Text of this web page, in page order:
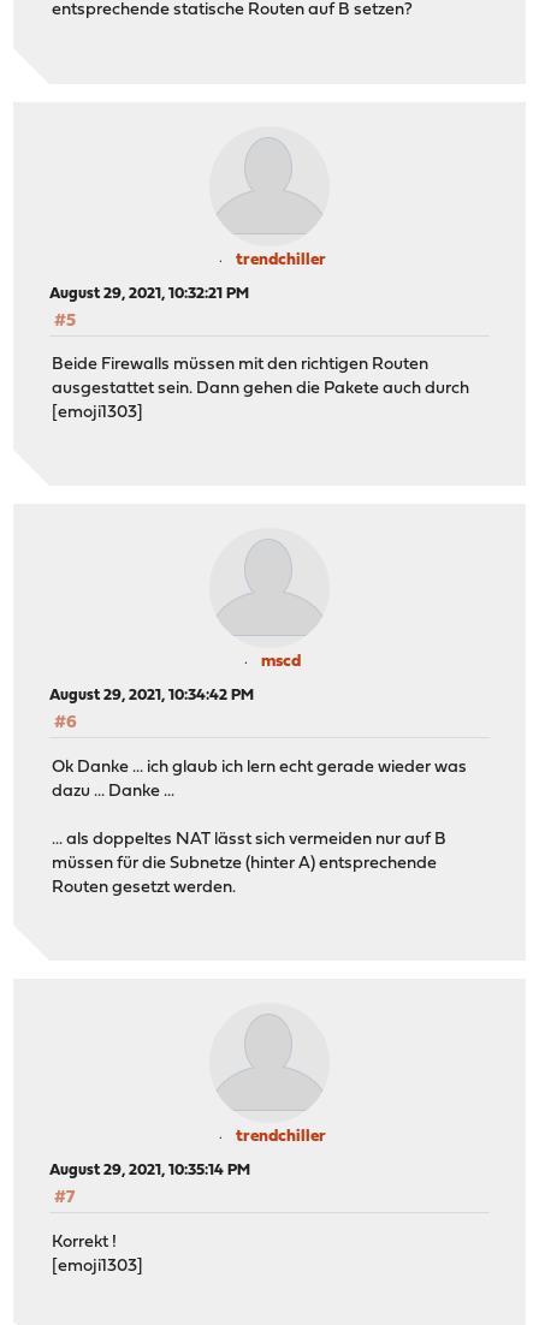
entsprechende statische Routen auf B setzen?
trendchiller
August 29, 2021, 10:32:21 PM
#5
Beide Firewalls müssen mit den richtigen Routen
ausgestattet sein. Dann gehen die Pakete auch durch
[emoji1303]
mscd
August 29, 2021, 10:34:42 PM
#6
Ok Danke ... ich glaub ich lern echt gerade wieder was
dazu ... Danke ...
... als doppeltes NAT lässt sich vermeiden nur auf B
müssen für die Subnetze (hinter A) entsprechende
Routen gesetzt werden.
trendchiller
August 29, 2021, 10:35:14 PM
#7
Korrekt !
[emoji1303]